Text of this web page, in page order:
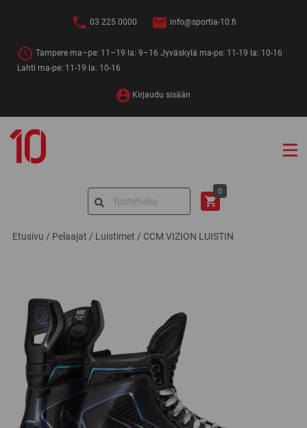
03 225 0000 info@sportia-10.fi
Tampere ma–pe: 11–19 la: 9–16 Jyväskylä ma-pe: 11-19 la: 10-16
Lahti ma-pe: 11-19 la: 10-16
Kirjaudu sisään
10
Search
0
Etusivu / Pelaajat / Luistimet / CCM VIZION LUISTIN